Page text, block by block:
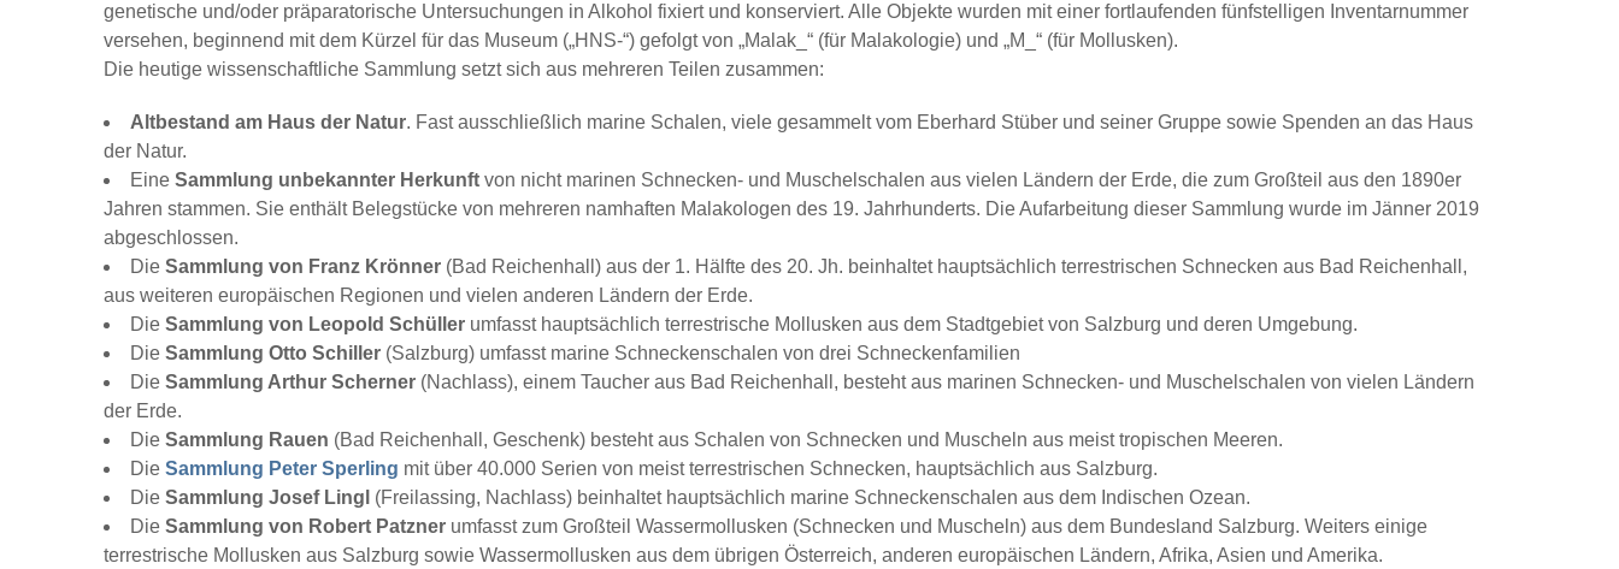
genetische und/oder präparatorische Untersuchungen in Alkohol fixiert und konserviert. Alle Objekte wurden mit einer fortlaufenden fünfstelligen Inventarnummer
versehen, beginnend mit dem Kürzel für das Museum („HNS-“) gefolgt von „Malak_“ (für Malakologie) und „M_“ (für Mollusken).
Die heutige wissenschaftliche Sammlung setzt sich aus mehreren Teilen zusammen:
Altbestand am Haus der Natur. Fast ausschließlich marine Schalen, viele gesammelt vom Eberhard Stüber und seiner Gruppe sowie Spenden an das Haus
der Natur.
Eine Sammlung unbekannter Herkunft von nicht marinen Schnecken- und Muschelschalen aus vielen Ländern der Erde, die zum Großteil aus den 1890er
Jahren stammen. Sie enthält Belegstücke von mehreren namhaften Malakologen des 19. Jahrhunderts. Die Aufarbeitung dieser Sammlung wurde im Jänner 2019
abgeschlossen.
Die Sammlung von Franz Krönner (Bad Reichenhall) aus der 1. Hälfte des 20. Jh. beinhaltet hauptsächlich terrestrischen Schnecken aus Bad Reichenhall,
aus weiteren europäischen Regionen und vielen anderen Ländern der Erde.
Die Sammlung von Leopold Schüller umfasst hauptsächlich terrestrische Mollusken aus dem Stadtgebiet von Salzburg und deren Umgebung.
Die Sammlung Otto Schiller (Salzburg) umfasst marine Schneckenschalen von drei Schneckenfamilien
Die Sammlung Arthur Scherner (Nachlass), einem Taucher aus Bad Reichenhall, besteht aus marinen Schnecken- und Muschelschalen von vielen Ländern
der Erde.
Die Sammlung Rauen (Bad Reichenhall, Geschenk) besteht aus Schalen von Schnecken und Muscheln aus meist tropischen Meeren.
Die Sammlung Peter Sperling mit über 40.000 Serien von meist terrestrischen Schnecken, hauptsächlich aus Salzburg.
Die Sammlung Josef Lingl (Freilassing, Nachlass) beinhaltet hauptsächlich marine Schneckenschalen aus dem Indischen Ozean.
Die Sammlung von Robert Patzner umfasst zum Großteil Wassermollusken (Schnecken und Muscheln) aus dem Bundesland Salzburg. Weiters einige
terrestrische Mollusken aus Salzburg sowie Wassermollusken aus dem übrigen Österreich, anderen europäischen Ländern, Afrika, Asien und Amerika.